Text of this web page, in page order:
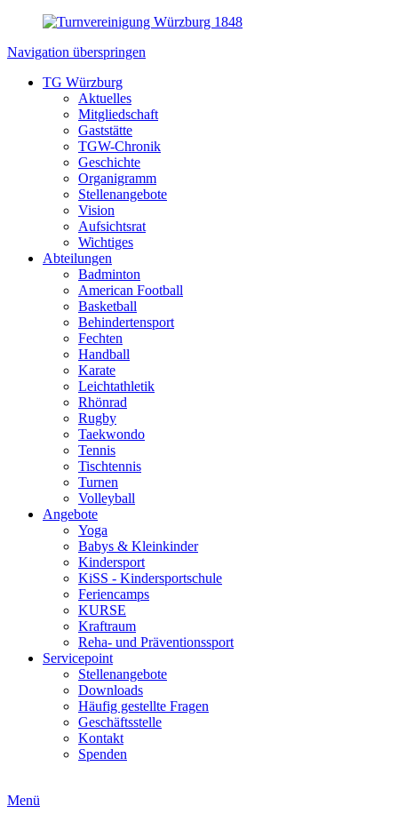
Navigation überspringen
TG Würzburg
Aktuelles
Mitgliedschaft
Gaststätte
TGW-Chronik
Geschichte
Organigramm
Stellenangebote
Vision
Aufsichtsrat
Wichtiges
Abteilungen
Badminton
American Football
Basketball
Behindertensport
Fechten
Handball
Karate
Leichtathletik
Rhönrad
Rugby
Taekwondo
Tennis
Tischtennis
Turnen
Volleyball
Angebote
Yoga
Babys & Kleinkinder
Kindersport
KiSS - Kindersportschule
Feriencamps
KURSE
Kraftraum
Reha- und Präventionssport
Servicepoint
Stellenangebote
Downloads
Häufig gestellte Fragen
Geschäftsstelle
Kontakt
Spenden
Menü